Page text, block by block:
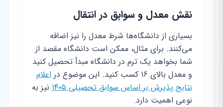
نقش معدل و سوابق در انتقال
بسیاری از دانشگاه‌ها شرط معدل را نیز اضافه
می‌کنند. برای مثال، ممکن است دانشگاه مقصد از
شما بخواهد یک ترم در دانشگاه مبدأ تحصیل کنید
و معدل بالای ۱۶ کسب کنید. این موضوع در
اعلام
نتایج پذیرش بر اساس سوابق تحصیلی ۱۴۰۵
نیز به
نوعی اهمیت دارد.